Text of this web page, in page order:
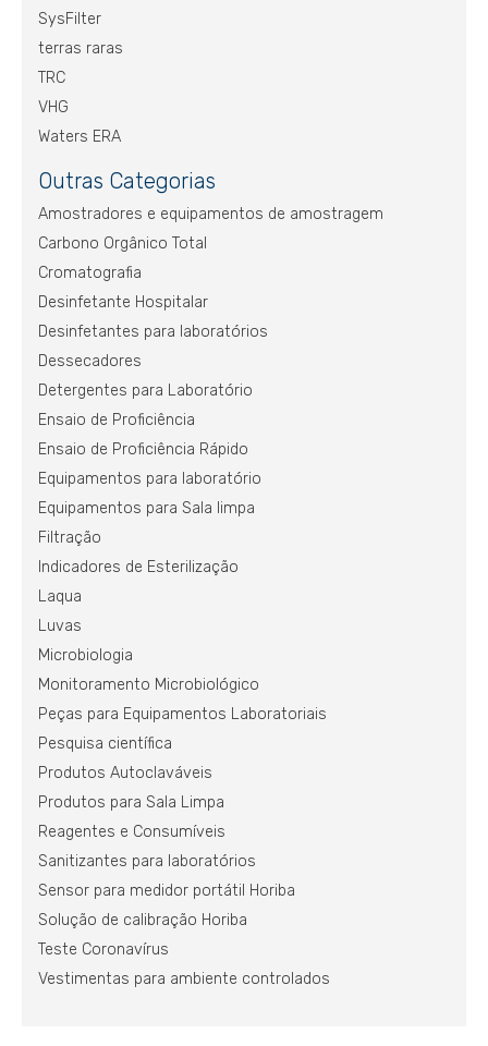
SysFilter
terras raras
TRC
VHG
Waters ERA
Outras Categorias
Amostradores e equipamentos de amostragem
Carbono Orgânico Total
Cromatografia
Desinfetante Hospitalar
Desinfetantes para laboratórios
Dessecadores
Detergentes para Laboratório
Ensaio de Proficiência
Ensaio de Proficiência Rápido
Equipamentos para laboratório
Equipamentos para Sala limpa
Filtração
Indicadores de Esterilização
Laqua
Luvas
Microbiologia
Monitoramento Microbiológico
Peças para Equipamentos Laboratoriais
Pesquisa científica
Produtos Autoclaváveis
Produtos para Sala Limpa
Reagentes e Consumíveis
Sanitizantes para laboratórios
Sensor para medidor portátil Horiba
Solução de calibração Horiba
Teste Coronavírus
Vestimentas para ambiente controlados